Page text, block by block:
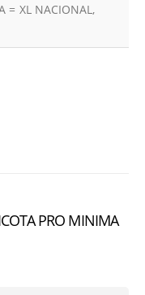
= XL NACIONAL,
PRO MINIMA